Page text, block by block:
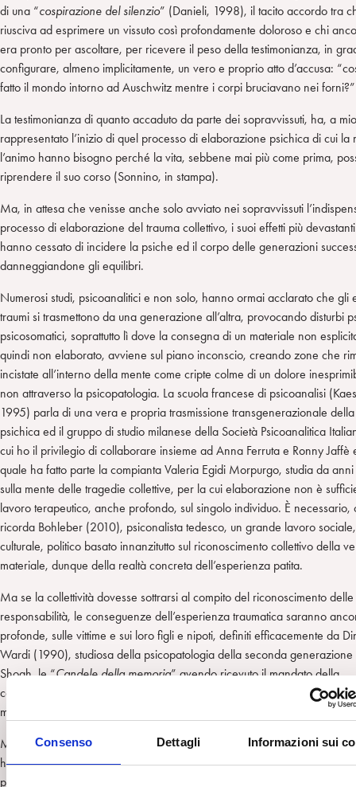
Consenso Dettagli Informazioni sui
di una “cospirazione del silenzio” (Danieli, 1998), il tacito accordo tra
riusciva ad esprimere un vissuto così profondamente doloroso e chi
era pronto per ascoltare, per ricevere il peso della testimonianza, in
configurare, almeno implicitamente, un vero e proprio atto d’accusa:
fatto il mondo intorno ad Auschwitz mentre i corpi bruciavano nei forni?”
La testimonianza di quanto accaduto da parte dei sopravvissuti, ha, a
rappresentato l’inizio di quel processo di elaborazione psichica di cui la
l’animo hanno bisogno perché la vita, sebbene mai più come prima,
riprendere il suo corso (Sonnino, in stampa).
Ma, in attesa che venisse anche solo avviato nei sopravvissuti
processo di elaborazione del trauma collettivo, i suoi effetti più
hanno cessato di incidere la psiche ed il corpo delle generazioni
danneggiandone gli equilibri.
Numerosi studi, psicoanalitici e non solo, hanno ormai acclarato che gli
traumi si trasmettono da una generazione all’altra, provocando disturbi
psicosomatici, soprattutto lì dove la consegna di un materiale non
quindi non elaborato, avviene sul piano inconscio, creando zone che
incistate all’interno della mente come cripte colme di un dolore
non attraverso la psicopatologia. La scuola francese di psicoanalisi
1995) parla di una vera e propria trasmissione transgenerazionale
psichica ed il gruppo di studio milanese della Società Psicoanalitica
cui ho il privilegio di collaborare insieme ad Anna Ferruta e Ronny Jaffè
quale ha fatto parte la compianta Valeria Egidi Morpurgo, studia da
sulla mente delle tragedie collettive, per la cui elaborazione non è
lavoro terapeutico, anche profondo, sul singolo individuo. È necessario,
ricorda Bohleber (2010), psiconalista tedesco, un grande lavoro sociale,
culturale, politico basato innanzitutto sul riconoscimento collettivo della
materiale, dunque della realtà concreta dell’esperienza patita.
Ma se la collettività dovesse sottrarsi al compito del riconoscimento delle
responsabilità, le conseguenze dell’esperienza traumatica saranno
profonde, sulle vittime e sui loro figli e nipoti, definiti efficacemente da
Wardi (1990), studiosa della psicopatologia della seconda
Shoah, le “Candele della memoria” avendo ricevuto il mandato della
conservazione di una memoria troppo dolorosa perché non fosse,
malgrado, affidata ad altri.
Ma se leCandele della memoriahanno pagato il tributo del disagio
hanno nel contempo rappresentato l’espressione di quella spinta vitale
permesso ai sopravvissuti di trovare la forza e lo slancio perché